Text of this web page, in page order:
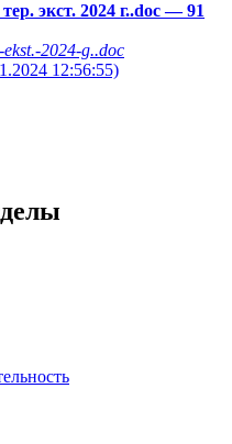
экст. 2024 г..doc— 91
2024-g..doc
12:56:55)